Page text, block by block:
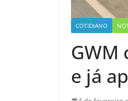
COTIDIANO
GWM
e já